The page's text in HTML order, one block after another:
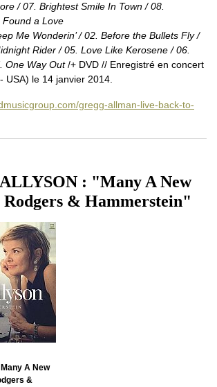
/ 07. Brightest Smile In Town / 08.
Found a Love
Me Wonderin’ / 02. Before the Bullets Fly /
Rider / 05. Love Like Kerosene / 06.
One Way Out/+ DVD // Enregistré en concert
USA) le 14 janvier 2014.
gregg-allman-live-back-to-
: "Many A New
Rodgers & Hammerstein"
A New
&